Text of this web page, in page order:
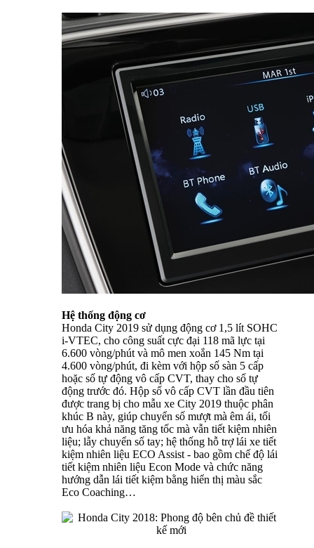
Hệ thống động cơ
Honda City 2019 sử dụng động cơ 1,5 lít SOHC
i-VTEC, cho công suất cực đại 118 mã lực tại
6.600 vòng/phút và mô men xoắn 145 Nm tại
4.600 vòng/phút, đi kèm với hộp số sàn 5 cấp
hoặc số tự động vô cấp CVT, thay cho số tự
động trước đó. Hộp số vô cấp CVT lần đầu tiên
được trang bị cho mẫu xe City 2019 thuộc phân
khúc B này, giúp chuyển số mượt mà êm ái, tối
ưu hóa khả năng tăng tốc mà vẫn tiết kiệm nhiên
liệu; lẫy chuyển số tay; hệ thống hỗ trợ lái xe tiết
kiệm nhiên liệu ECO Assist - bao gồm chế độ lái
tiết kiệm nhiên liệu Econ Mode và chức năng
hướng dẫn lái tiết kiệm bằng hiển thị màu sắc
Eco Coaching…